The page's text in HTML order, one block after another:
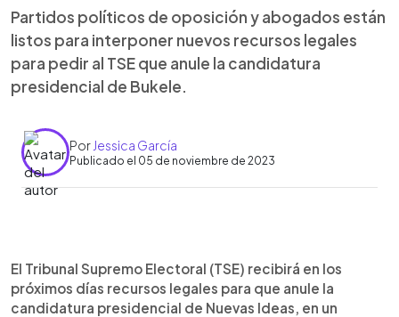
Partidos políticos de oposición y abogados están
listos para interponer nuevos recursos legales
para pedir al TSE que anule la candidatura
presidencial de Bukele.
Por Jessica García
Publicado el 05 de noviembre de 2023
Escuchar artículo
El Tribunal Supremo Electoral (TSE) recibirá en los
próximos días recursos legales para que anule la
candidatura presidencial de Nuevas Ideas, en un